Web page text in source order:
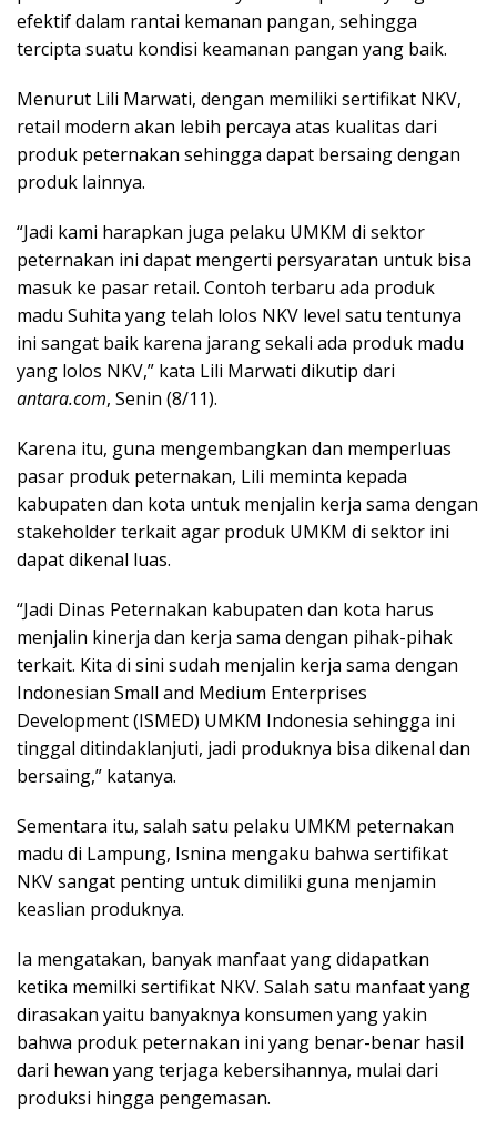
efektif dalam rantai kemanan pangan, sehingga
tercipta suatu kondisi keamanan pangan yang baik.
Menurut Lili Marwati, dengan memiliki sertifikat NKV,
retail modern akan lebih percaya atas kualitas dari
produk peternakan sehingga dapat bersaing dengan
produk lainnya.
“Jadi kami harapkan juga pelaku UMKM di sektor
peternakan ini dapat mengerti persyaratan untuk bisa
masuk ke pasar retail. Contoh terbaru ada produk
madu Suhita yang telah lolos NKV level satu tentunya
ini sangat baik karena jarang sekali ada produk madu
yang lolos NKV,” kata Lili Marwati dikutip dari
antara.com, Senin (8/11).
Karena itu, guna mengembangkan dan memperluas
pasar produk peternakan, Lili meminta kepada
kabupaten dan kota untuk menjalin kerja sama dengan
stakeholder terkait agar produk UMKM di sektor ini
dapat dikenal luas.
“Jadi Dinas Peternakan kabupaten dan kota harus
menjalin kinerja dan kerja sama dengan pihak-pihak
terkait. Kita di sini sudah menjalin kerja sama dengan
Indonesian Small and Medium Enterprises
Development (ISMED) UMKM Indonesia sehingga ini
tinggal ditindaklanjuti, jadi produknya bisa dikenal dan
bersaing,” katanya.
Sementara itu, salah satu pelaku UMKM peternakan
madu di Lampung, Isnina mengaku bahwa sertifikat
NKV sangat penting untuk dimiliki guna menjamin
keaslian produknya.
Ia mengatakan, banyak manfaat yang didapatkan
ketika memilki sertifikat NKV. Salah satu manfaat yang
dirasakan yaitu banyaknya konsumen yang yakin
bahwa produk peternakan ini yang benar-benar hasil
dari hewan yang terjaga kebersihannya, mulai dari
produksi hingga pengemasan.